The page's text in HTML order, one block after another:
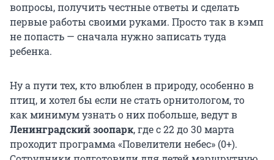
вопросы, получить честные ответы и сделать
первые работы своими руками. Просто так в кэмп
не попасть — сначала нужно записать туда
ребенка.
Ну а пути тех, кто влюблен в природу, особенно в
птиц, и хотел бы если не стать орнитологом, то
как минимум узнать о них побольше, ведут в
Ленинградский зоопарк, где с 22 до 30 марта
проходит программа «Повелители небес» (0+).